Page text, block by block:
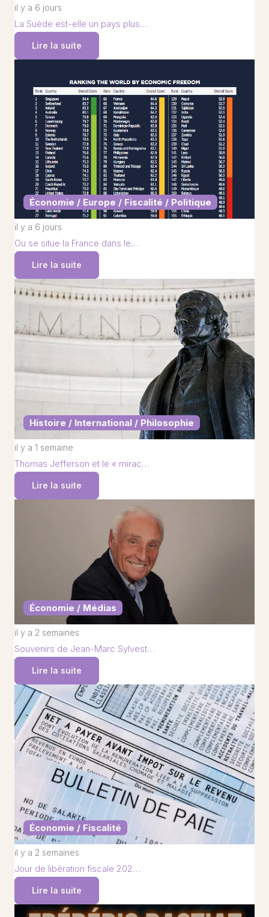
il y a 6 jours
La Suède est-elle un pays plus…
Lire la suite
Économie / Europe / Fiscalité / Politique
il y a 6 jours
Ou se situe la France dans le…
Lire la suite
Histoire / International / Philosophie
il y a 1 semaine
Thomas Jefferson et le « mirac…
Lire la suite
Économie / Médias
il y a 2 semaines
Souvenirs de Jean-Marc Sylvest…
Lire la suite
Économie / Fiscalité
il y a 2 semaines
Jour de libération fiscale 202…
Lire la suite